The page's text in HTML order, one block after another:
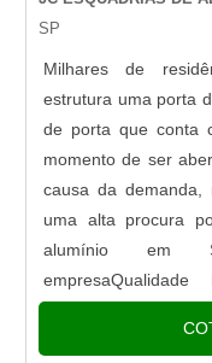
SP
Milhares de
estrutura uma porta
de porta que conta
momento de ser
causa da
uma alta procura
alumínio em
mais entre em